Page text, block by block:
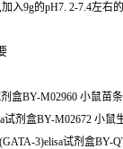
入9g的pH7. 2-7.4左
盒BY-M02960 小鼠苗
试剂盒BY-M02672 小鼠
3)elisa试剂盒BY-